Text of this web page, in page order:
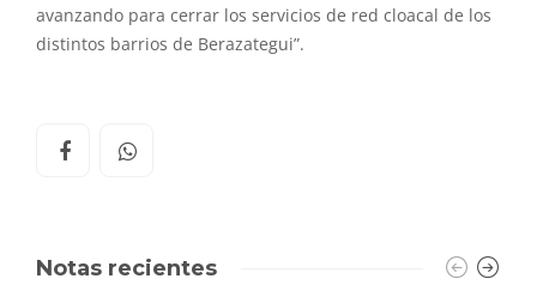
avanzando para cerrar los servicios de red cloacal de los
distintos barrios de Berazategui”.
Notas recientes